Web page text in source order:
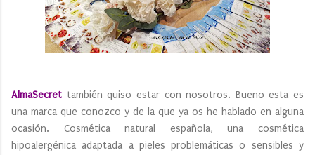
AlmaSecrettambién quiso estar con nosotros. Bueno esta es
una marca que conozco y de la que ya os he hablado en alguna
ocasión. Cosmética natural española, una cosmética
hipoalergénica adaptada a pieles problemáticas o sensibles y